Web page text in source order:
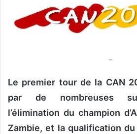
r
r
–
Le premier tour de la CAN
par de nombreuses
l’élimination du champion
Zambie, et la qualification